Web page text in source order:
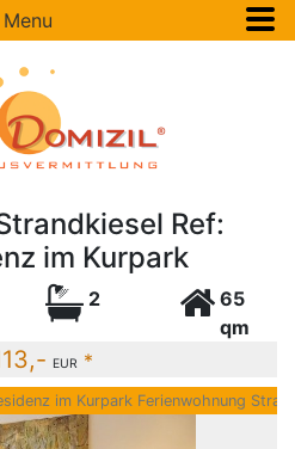
Menu
Ref:
im Kurpark
2
65
qm
EUR *
im Kurpark Ferienwohnung